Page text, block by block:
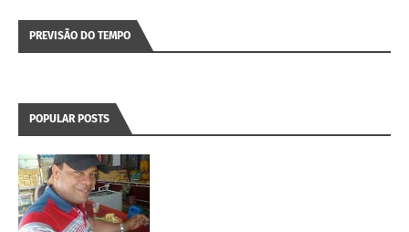
PREVISÃO DO TEMPO
POPULAR POSTS